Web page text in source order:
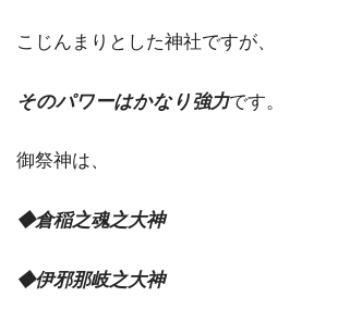
こじんまりとした神社ですが、
そのパワーはかなり強力です。
御祭神は、
◆倉稲之魂之大神
◆伊邪那岐之大神